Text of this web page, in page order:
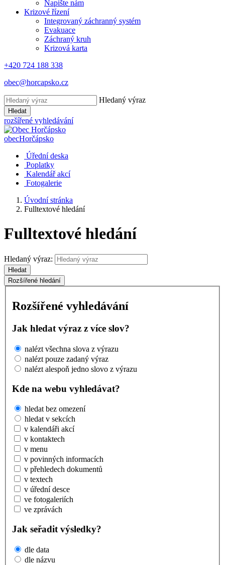
Napište nám
Krizové řízení
Integrovaný záchranný systém
Evakuace
Záchraný kruh
Krizová karta
+420 724 188 338
obec@horcapsko.cz
Hledaný výraz
Hledat
rozšířené vyhledávání
obecHorčápsko
Úřední deska
Poplatky
Kalendář akcí
Fotogalerie
Úvodní stránka
Fulltextové hledání
Fulltextové hledání
Hledaný výraz:
Hledat
Rozšířené hledání
Rozšířené vyhledávání
Jak hledat výraz z více slov?
nalézt všechna slova z výrazu
nalézt pouze zadaný výraz
nalézt alespoň jedno slovo z výrazu
Kde na webu vyhledávat?
hledat bez omezení
hledat v sekcích
v kalendáři akcí
v kontaktech
v menu
v povinných informacích
v přehledech dokumentů
v textech
v úřední desce
ve fotogaleriích
ve zprávách
Jak seřadit výsledky?
dle data
dle názvu